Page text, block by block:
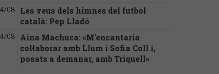
08
Les veus dels himnes del futbol
català: Pep Lladó
08
Aina Machuca: «M'encantaria
col·laborar amb Llum i Sofia Coll i,
posats a demanar, amb Triquell»